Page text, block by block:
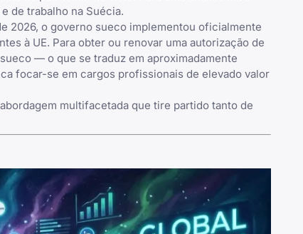
de trabalho na Suécia.
2026, o governo sueco implementou oficialmente
à UE. Para obter ou renovar uma autorização de
— o que se traduz em aproximadamente
focar-se em cargos profissionais de elevado valor
multifacetada que tire partido tanto de